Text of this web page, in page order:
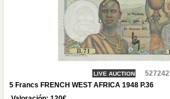
LIVE AUCTION
527242
5 Francs FRENCH WEST AFRICA 1948 P.36